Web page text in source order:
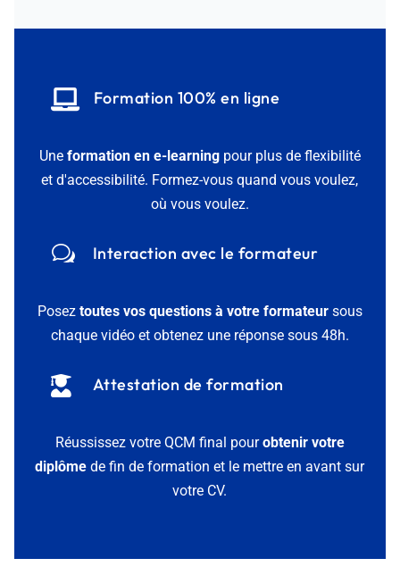
 Formation 100% en ligne
Une formation en e-learningpour plus de flexibilité
et d'accessibilité. Formez-vous quand vous voulez,
où vous voulez.
w Interaction avec le formateur
Poseztoutes vos questions à votre formateursous
chaque vidéo et obtenez une réponse sous 48h.
 Attestation de formation
Réussissez votre QCM final pourobtenir votre
diplôme de fin de formation et le mettre en avant sur
votre CV.